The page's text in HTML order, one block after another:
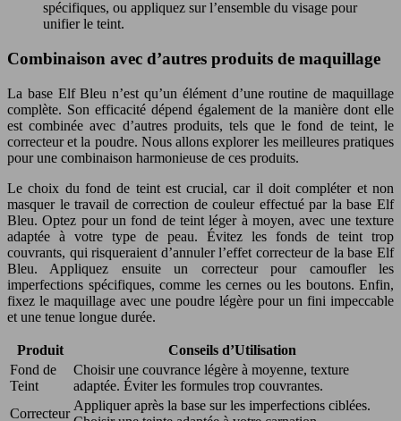
spécifiques, ou appliquez sur l’ensemble du visage pour
unifier le teint.
Combinaison avec d’autres produits de maquillage
La base Elf Bleu n’est qu’un élément d’une routine de maquillage
complète. Son efficacité dépend également de la manière dont elle
est combinée avec d’autres produits, tels que le fond de teint, le
correcteur et la poudre. Nous allons explorer les meilleures pratiques
pour une combinaison harmonieuse de ces produits.
Le choix du fond de teint est crucial, car il doit compléter et non
masquer le travail de correction de couleur effectué par la base Elf
Bleu. Optez pour un fond de teint léger à moyen, avec une texture
adaptée à votre type de peau. Évitez les fonds de teint trop
couvrants, qui risqueraient d’annuler l’effet correcteur de la base Elf
Bleu. Appliquez ensuite un correcteur pour camoufler les
imperfections spécifiques, comme les cernes ou les boutons. Enfin,
fixez le maquillage avec une poudre légère pour un fini impeccable
et une tenue longue durée.
Produit
Conseils d’Utilisation
Fond de
Teint
Choisir une couvrance légère à moyenne, texture
adaptée. Éviter les formules trop couvrantes.
Correcteur
Appliquer après la base sur les imperfections ciblées.